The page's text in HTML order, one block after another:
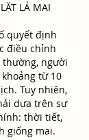
LÁ MAI
quyết định
điều chỉnh
thường, người
từ 10
Tuy nhiên,
dựa trên sự
thời tiết,
giống mai.